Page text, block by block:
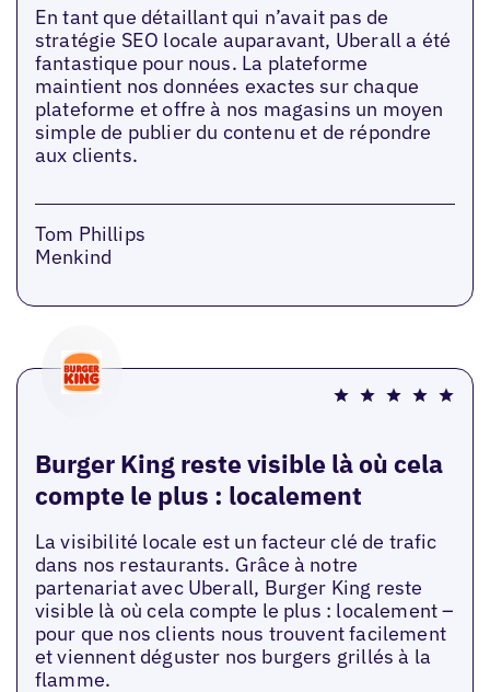
En tant que détaillant qui n’avait pas de
stratégie SEO locale auparavant, Uberall a été
fantastique pour nous. La plateforme
maintient nos données exactes sur chaque
plateforme et offre à nos magasins un moyen
simple de publier du contenu et de répondre
aux clients.
Tom Phillips
Menkind
Burger King reste visible là où cela
compte le plus : localement
La visibilité locale est un facteur clé de trafic
dans nos restaurants. Grâce à notre
partenariat avec Uberall, Burger King reste
visible là où cela compte le plus : localement –
pour que nos clients nous trouvent facilement
et viennent déguster nos burgers grillés à la
flamme.